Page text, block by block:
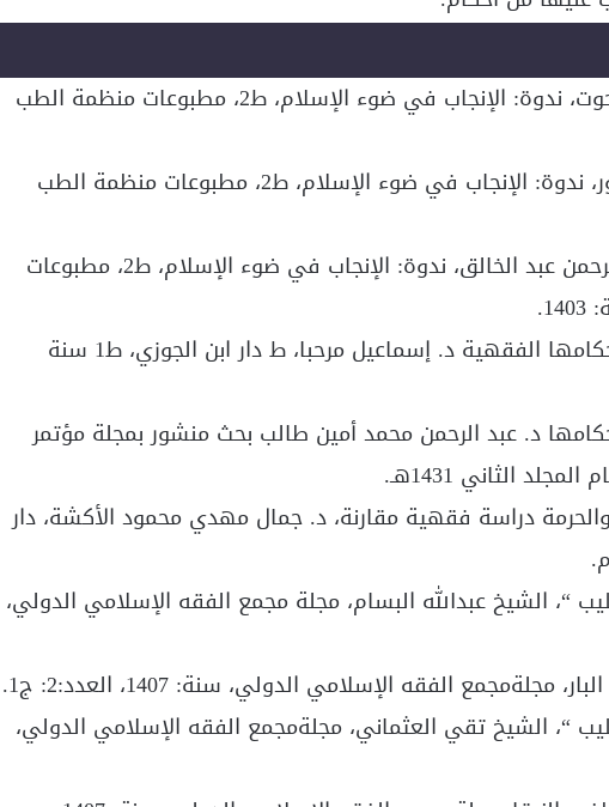
1. بنوك الحليب، د. حسان حتحوت، ندوة: الإنجاب في ضوء الإسلام، ط2، مطبوعات منظمة الطب
2. بنوك الحليب، د. خالد مذكور، ندوة: الإنجاب في ضوء الإسلام، ط2، مطبوعات منظمة الطب
3. بنوك الحليب، الشيخ عبد الرحمن عبد الخالق، ندوة: الإنجاب في ضوء الإسلام، ط2، مطبوعات
4. البنوك الطبية البشرية وأحكامها الفقهية د. إسماعيل مرحبا، ط دار ابن الجوزي، ط1 سنة
د. عبد الرحمن محمد أمين طالب بحث منشور بمجلة مؤتمر
الثاني 1431هـ.
والحرمة دراسة فقهية مقارنة، د. جمال مهدي محمود الأكشة، دار
“، الشيخ عبدالله البسام، مجلة مجمع الفقه الإسلامي الدولي،
“، الشيخ تقي العثماني، مجلةمجمع الفقه الإسلامي الدولي،